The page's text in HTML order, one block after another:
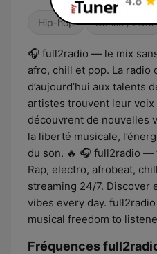
Hip-hop Danse / EDM
🎧 full2radio — le mix
afro, chill et pop. La radio
d’aujourd’hui aux talents
artistes trouvent leur
découvrent de nouvelles
la liberté musicale,
du son. 🔥 🎧 full2radio —
Rap, electro, afrobeat,
streaming 24/7. Discover
vibes every day.
musical freedom to
Fréquences